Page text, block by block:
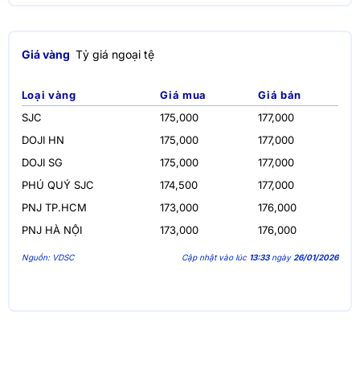
Giá vàng Tỷ giá ngoại tệ
Loại vàng Giá mua
Giá bán
SJC
175,000
177,000
DOJI HN
175,000
177,000
DOJI SG
175,000
177,000
PHÚ QUÝ SJC
174,500
177,000
PNJ TP.HCM
173,000
176,000
PNJ HÀ NỘI
173,000 176,000
Nguồn: VDSC Cập nhật vào lúc 13:33ngày 26/01/2026